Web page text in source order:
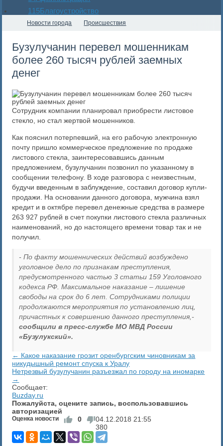
115Благоустройство
Новости города Происшествия
Бузулучанин перевел мошенникам
более 260 тысяч рублей заемных
денег
Сотрудник компании планировал приобрести листовое
стекло, но стал жертвой мошенников.
Как пояснил потерпевший, на его рабочую электронную
почту пришло коммерческое предложение по продаже
листового стекла, заинтересовавшись данным
предложением, бузулучанин позвонил по указанному в
сообщении телефону. В ходе разговора с неизвестным,
будучи введенным в заблуждение, составил договор купли-
продажи. На основании данного договора, мужчина взял
кредит и в октябре перевел денежные средства в размере
263 927 рублей в счет покупки листового стекла различных
наименований, но до настоящего времени товар так и не
получил.
- По факту мошеннических действий возбуждено
уголовное дело по признакам преступления,
предусмотренного частью 3 статьи 159 Уголовного
кодекса РФ. Максимальное наказание – лишение
свободы на срок до 6 лет. Сотрудниками полиции
продолжаются мероприятия по установлению лиц,
причастных к совершению данного преступления,-
сообщили в пресс-службе МО МВД России
«Бузулукский».
← Какое наказание грозит оренбургским чиновникам за
никудышный ремонт спуска к Уралу
Нетрезвый бузулучанин разъезжал по городу на иномарке
→
Сообщает:
Buzday.ru
Пожалуйста, оцените запись, воспользовавшись
авторизацией
Оценка новости 0 04.12.2018 21:55
380